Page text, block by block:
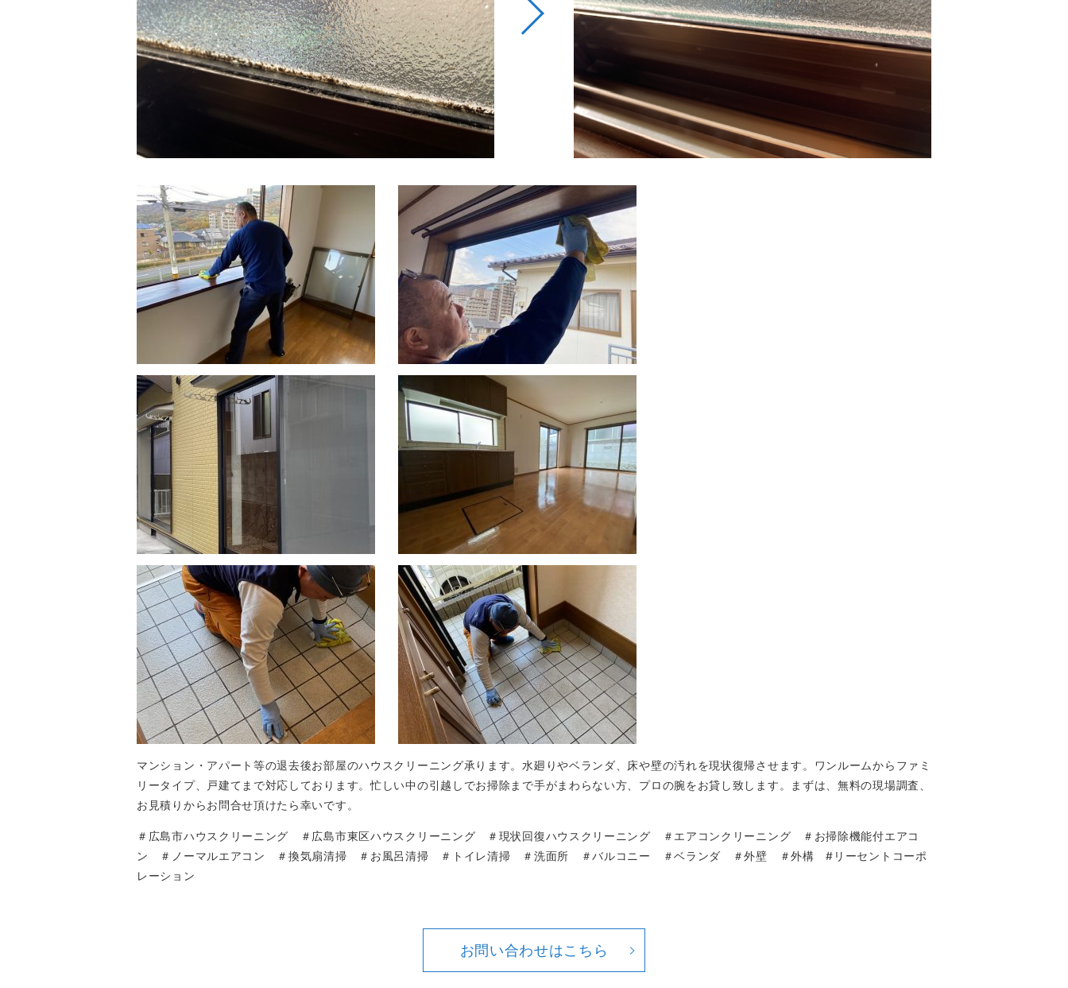
マンション・アパート等の退去後お部屋のハウスクリーニング承ります。水廻りやベランダ、床や壁の汚れを現状復帰させます。ワンルームからファミ
リータイプ、戸建てまで対応しております。忙しい中の引越しでお掃除まで手がまわらない方、プロの腕をお貸し致します。まずは、無料の現場調査、
お見積りからお問合せ頂けたら幸いです。
＃広島市ハウスクリーニング ＃広島市東区ハウスクリーニング ＃現状回復ハウスクリーニング ＃エアコンクリーニング ＃お掃除機能付エアコ
ン ＃ノーマルエアコン ＃換気扇清掃 ＃お風呂清掃 ＃トイレ清掃 ＃洗面所 ＃バルコニー ＃ベランダ ＃外壁 ＃外構 #リーセントコーポ
レーション
お問い合わせはこちら